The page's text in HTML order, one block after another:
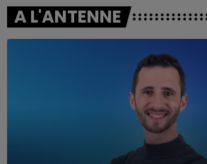
A L'ANTENNE